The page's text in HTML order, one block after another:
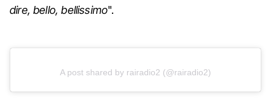
dire, bello, bellissimo".
A post shared by rairadio2 (@rairadio2)